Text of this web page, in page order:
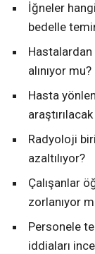
İğneler
bedelle
alınıyor mu?
Hasta
araştırılacak
Radyoloji
azaltılıyor?
Çalışanlar
zorlanıyor
Personele
iddiaları